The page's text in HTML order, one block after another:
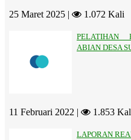
25 Maret 2025 | 1.072 Kali
PELATIHAN
ABIAN DESA
11 Februari 2022 | 1.853
LAPORAN